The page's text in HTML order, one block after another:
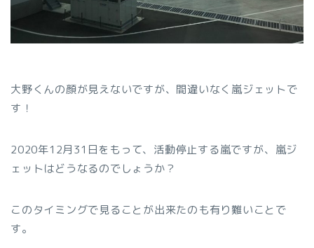
大野くんの顔が見えないですが、間違いなく嵐ジェットで
す！
2020年12月31日をもって、活動停止する嵐ですが、嵐ジ
ェットはどうなるのでしょうか？
このタイミングで見ることが出来たのも有り難いことで
す。